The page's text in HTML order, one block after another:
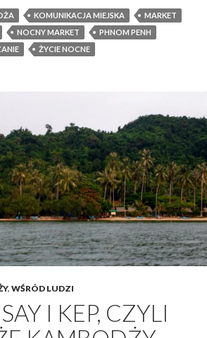
KOMUNIKACJA MIEJSKA
MARKET
NOCNY MARKET
PHNOM PENH
ŻYCIE NOCNE
, WŚRÓD LUDZI
I KEP, CZYLI